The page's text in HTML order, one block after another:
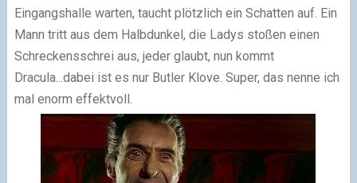
Eingangshalle warten, taucht plötzlich ein Schatten auf. Ein
Mann tritt aus dem Halbdunkel, die Ladys stoßen einen
Schreckensschrei aus, jeder glaubt, nun kommt
Dracula...dabei ist es nur Butler Klove. Super, das nenne ich
mal enorm effektvoll.